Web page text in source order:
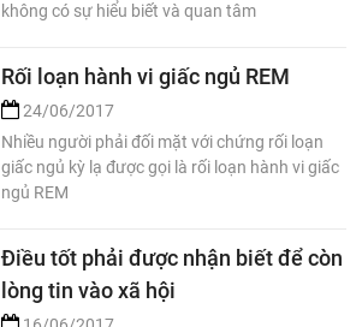
không có sự hiểu biết và quan tâm
Rối loạn hành vi giấc ngủ REM
24/06/2017
Nhiều người phải đối mặt với chứng rối loạn
giấc ngủ kỳ lạ được gọi là rối loạn hành vi giấc
ngủ REM
Điều tốt phải được nhận biết để còn
lòng tin vào xã hội